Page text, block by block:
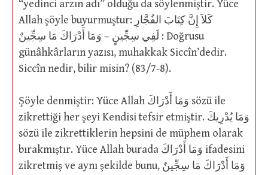
“yedinci arzın adı” olduğu da söylenmiştir. Yüce
Allah şöyle buyurmuştur: كَلاَ إِنَّ كِتَابَ الفُجَّارِ
لَفِي سِجِّينٍ – وَمَا أَدْرَاكَ مَا سِجِّينٌ : Doğrusu
günâhkârların yazısı, muhakkak Siccîn’dedir.
Siccîn nedir, bilir misin? (83/7-8).
Şöyle denmiştir: Yüce Allah وَمَا أَدْرَاكَ sözü ile
zikrettiği her şeyi Kendisi tefsir etmiştir. وَمَا يُدْرِيكَ
sözü ile zikrettiklerin hepsini de müphem olarak
bırakmıştır. Yüce Allah burada وَمَا أَدْرَاكَ ifadesini
zikretmiş ve aynı şekilde bunu, وَمَا أَدْرَاكَ مَا سِجِّينٌ